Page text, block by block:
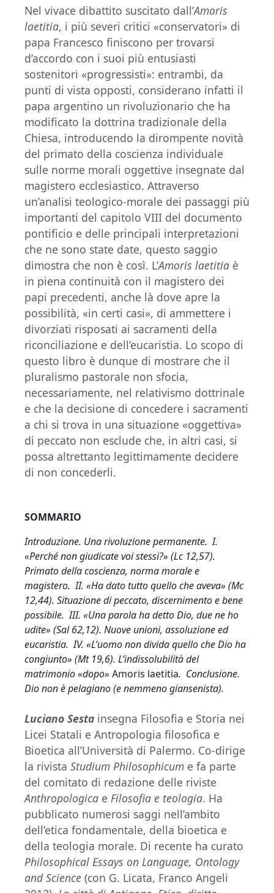
Nel vivace dibattito suscitato dall’Amoris
laetitia, i più severi critici «conservatori» di
papa Francesco finiscono per trovarsi
d’accordo con i suoi più entusiasti
sostenitori «progressisti»: entrambi, da
punti di vista opposti, considerano infatti il
papa argentino un rivoluzionario che ha
modificato la dottrina tradizionale della
Chiesa, introducendo la dirompente novità
del primato della coscienza individuale
sulle norme morali oggettive insegnate dal
magistero ecclesiastico. Attraverso
un’analisi teologico-morale dei passaggi più
importanti del capitolo VIII del documento
pontificio e delle principali interpretazioni
che ne sono state date, questo saggio
dimostra che non è così. L’Amoris laetitia è
in piena continuità con il magistero dei
papi precedenti, anche là dove apre la
possibilità, «in certi casi», di ammettere i
divorziati risposati ai sacramenti della
riconciliazione e dell’eucaristia. Lo scopo di
questo libro è dunque di mostrare che il
pluralismo pastorale non sfocia,
necessariamente, nel relativismo dottrinale
e che la decisione di concedere i sacramenti
a chi si trova in una situazione «oggettiva»
di peccato non esclude che, in altri casi, si
possa altrettanto legittimamente decidere
di non concederli.
SOMMARIO
Introduzione. Una rivoluzione permanente. I.
«Perché non giudicate voi stessi?» (Lc 12,57).
Primato della coscienza, norma morale e
magistero. II. «Ha dato tutto quello che aveva» (Mc
12,44). Situazione di peccato, discernimento e bene
possibile. III. «Una parola ha detto Dio, due ne ho
udite» (Sal 62,12). Nuove unioni, assoluzione ed
eucaristia. IV. «L’uomo non divida quello che Dio ha
congiunto» (Mt 19,6). L’indissolubilità del
matrimonio «dopo» Amoris laetitia. Conclusione.
Dio non è pelagiano (e nemmeno giansenista).
Luciano Sesta insegna Filosofia e Storia nei
Licei Statali e Antropologia filosofica e
Bioetica all’Università di Palermo. Co-dirige
la rivista Studium Philosophicum e fa parte
del comitato di redazione delle riviste
Anthropologica e Filosofia e teologia. Ha
pubblicato numerosi saggi nell’ambito
dell’etica fondamentale, della bioetica e
della teologia morale. Di recente ha curato
Philosophical Essays on Language, Ontology
and Science (con G. Licata, Franco Angeli